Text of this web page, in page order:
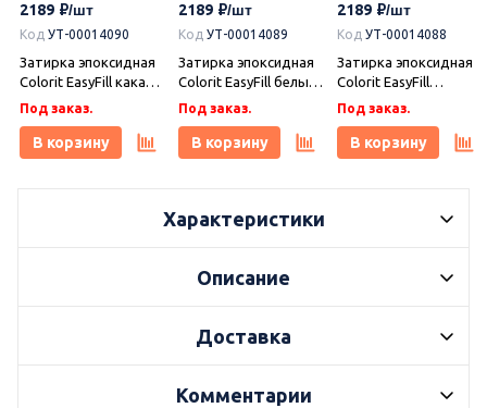
2189
Код УТ-00014090
Затирка эпоксидная
Colorit EasyFill какао 1
кг, Плитонит
Под заказ.
В корзину
2189
Код УТ-00014089
Затирка эпоксидная
Colorit EasyFill белый
1 кг, Плитонит
Под заказ.
В корзину
2189
Код УТ-00014088
Затирка эпоксидная
Colorit EasyFill
бежевый 1 кг,
Плитонит
Под заказ.
В корзину
Характеристики
Описание
Доставка
Комментарии